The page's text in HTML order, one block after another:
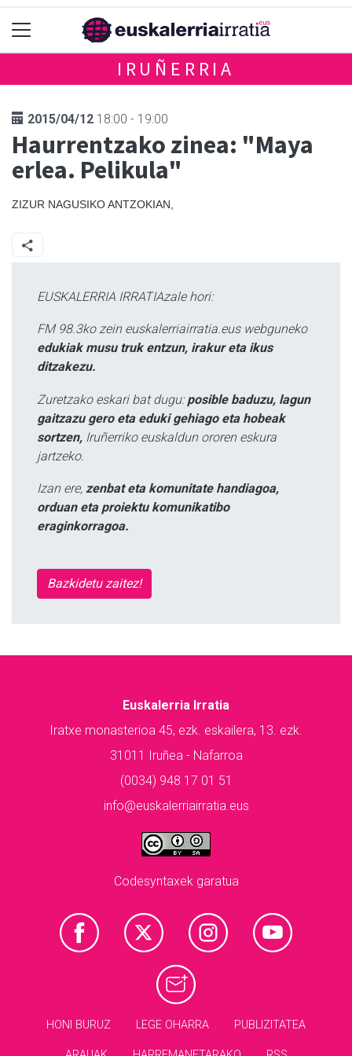
IRUÑERRIA
2015/04/12 18:00 - 19:00
Haurrentzako zinea: "Maya
erlea. Pelikula"
ZIZUR NAGUSIKO ANTZOKIAN,
EUSKALERRIA IRRATIAzale hori:
FM 98.3ko zein euskalerriairratia.eus webguneko
edukiak musu truk entzun, irakur eta ikus
ditzakezu.
Zuretzako eskari bat dugu: posible baduzu, lagun
gaitzazu gero eta eduki gehiago eta hobeak
sortzen, Iruñerriko euskaldun ororen eskura
jartzeko.
Izan ere, zenbat eta komunitate handiagoa,
orduan eta proiektu komunikatibo
eraginkorragoa.
Bazkidetu zaitez!
Euskalerria Irratia
Iratxe monasterioa 45, ezk. eskailera, 13. ezk.
31011 Iruñea - Nafarroa
(0034) 948 17 01 51
info@euskalerriairratia.eus
Codesyntaxek garatua
HONI BURUZ LEGE OHARRA PUBLIZITATEA